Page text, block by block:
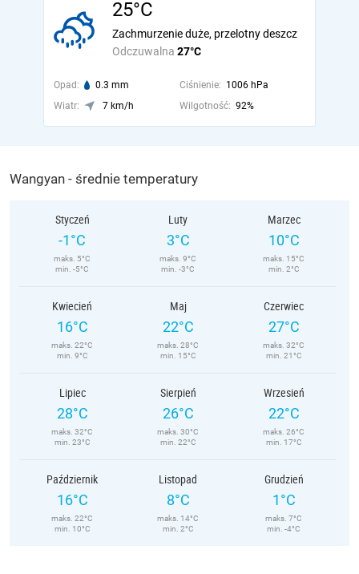
25°C
Odczuwalna 27°C
Zachmurzenie duże, przelotny deszcz
Opad: 0.3 mm Ciśnienie: 1006 hPa
Wiatr:
7 km/h Wilgotność: 92%
Wangyan - średnie temperatury
Styczeń
-1°C
maks. 5°C
min. -5°C
Luty
3°C
maks. 9°C
min. -3°C
Marzec
10°C
maks. 15°C
min. 2°C
Kwiecień
16°C
maks. 22°C
min. 9°C
Maj
22°C
maks. 28°C
min. 15°C
Czerwiec
27°C
maks. 32°C
min. 21°C
Lipiec
28°C
maks. 32°C
min. 23°C
Sierpień
26°C
maks. 30°C
min. 22°C
Wrzesień
22°C
maks. 26°C
min. 17°C
Październik
16°C
maks. 22°C
min. 10°C
Listopad
8°C
maks. 14°C
min. 2°C
Grudzień
1°C
maks. 7°C
min. -4°C